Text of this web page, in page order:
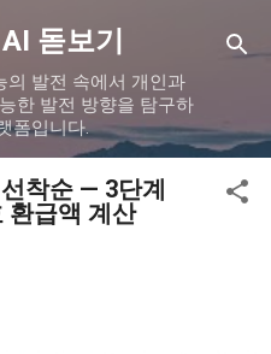
로 건너뛰기
돋보기
의 발전 속에서 개인과
한 발전 방향을 탐구하
폼입니다.
착순 — 3단계
환급액 계산